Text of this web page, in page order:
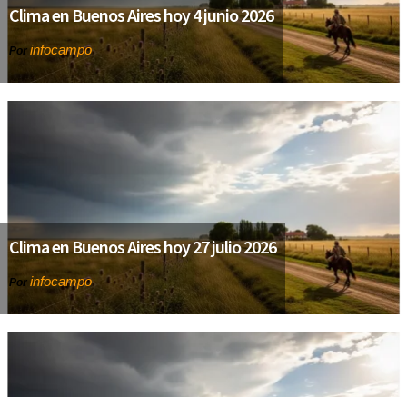
Clima en Buenos Aires hoy 4 junio 2026
Por infocampo
Clima en Buenos Aires hoy 27 julio 2026
Por infocampo